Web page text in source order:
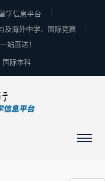
学信息平台
及海外中学、国际竞赛
站直达！
国际本科